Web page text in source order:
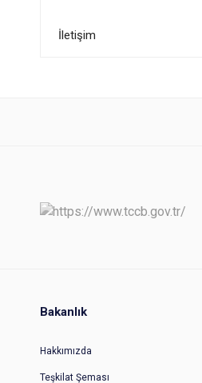
İletişim
Bakanlık
Hakkımızda
Teşkilat Şeması